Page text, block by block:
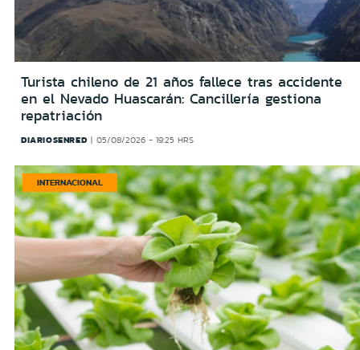
Turista chileno de 21 años fallece tras accidente
en el Nevado Huascarán: Cancillería gestiona
repatriación
DIARIOSENRED 05/08/2026 - 19:25 HRS
INTERNACIONAL